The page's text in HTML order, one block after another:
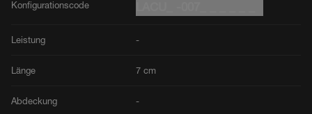
Konfigurationscode
Leistung -
Länge 7 cm
Abdeckung -